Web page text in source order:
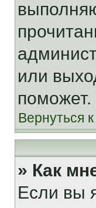
или
поможет.
Вернуться
» Как
Если вы